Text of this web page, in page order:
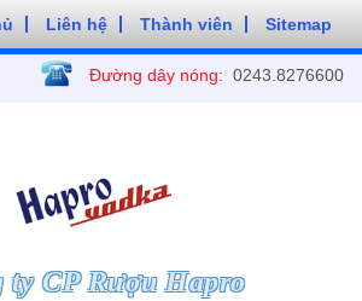
Liên hệ Thành viên Sitemap
Đường dây nóng: 0243.8276600
ty CP Rượu Hapro